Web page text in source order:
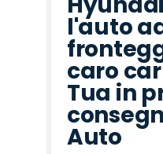
l'auto
caro
Tua in
Auto